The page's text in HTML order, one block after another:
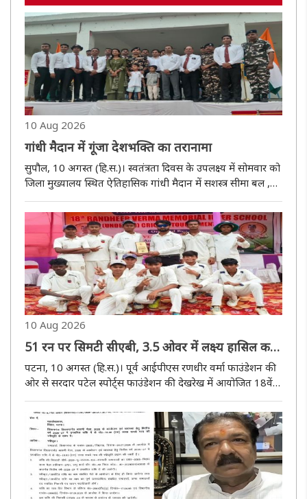
10 Aug 2026
गांधी मैदान में गूंजा देशभक्ति का तरानामा
सुपौल, 10 अगस्त (हि.स.)। स्वतंत्रता दिवस के उपलक्ष्य में सोमवार को
जिला मुख्यालय स्थित ऐतिहासिक गांधी मैदान में सशस्त्र सीमा बल ,
किया गया। सशस्त्र सीमा बल के रिक्रूट प्रशिक्षण..
10 Aug 2026
51 रन पर सिमटी सीएबी, 3.5 ओवर में लक्ष्य हासिल कर
क्वार्टरफाइनल में पहुंची स्टार एकादश
पटना, 10 अगस्त (हि.स.)। पूर्व आईपीएस रणधीर वर्मा फाउंडेशन की
ओर से सरदार पटेल स्पोर्ट्स फाउंडेशन की देखरेख में आयोजित 18वें
फाइनल में स्टार एकादश ने शानदार प्रदर्शन करते हुए सीएबी ..